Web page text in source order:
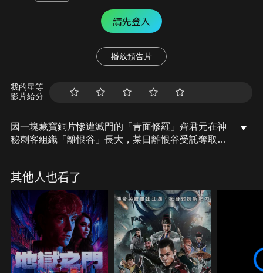
請先登入
播放預告片
我的星等
影片給分
因一塊藏寶銅片慘遭滅門的「青面修羅」齊君元在神
秘刺客組織「離恨谷」長大，某日離恨谷受託奪取藏
各路高手追殺、捲入兩國鬥爭，齊君元更發現自己身
陷一個「局」，設局者是何方神聖？神秘委託人是何
許人也？
其他人也看了